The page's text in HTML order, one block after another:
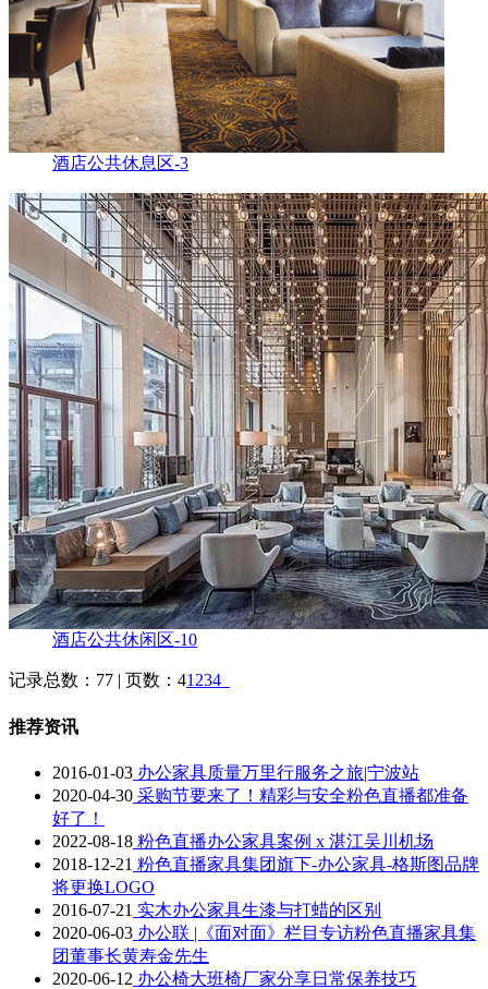
酒店公共休息区-3
酒店公共休闲区-10
记录总数：77 | 页数：41 234
推荐资讯
2016-01-03 办公家具质量万里行服务之旅|宁波站
2020-04-30 采购节要来了！精彩与安全粉色直播都准备
好了！
2022-08-18 粉色直播办公家具案例 x 湛江吴川机场
2018-12-21 粉色直播家具集团旗下-办公家具-格斯图品牌
将更换LOGO
2016-07-21 实木办公家具生漆与打蜡的区别
2020-06-03 办公联 |《面对面》栏目专访粉色直播家具集
团董事长黄寿金先生
2020-06-12 办公椅大班椅厂家分享日常保养技巧